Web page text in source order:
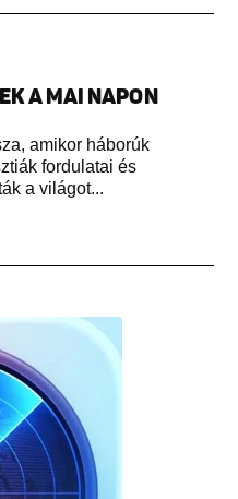
A MAI NAPON
amikor háborúk
fordulatai és
a világot...